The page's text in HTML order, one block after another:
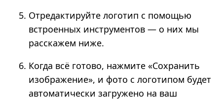
Отредактируйте логотип с помощью
встроенных инструментов — о них мы
расскажем ниже.
Когда всё готово, нажмите «Сохранить
изображение», и фото с логотипом будет
автоматически загружено на ваш